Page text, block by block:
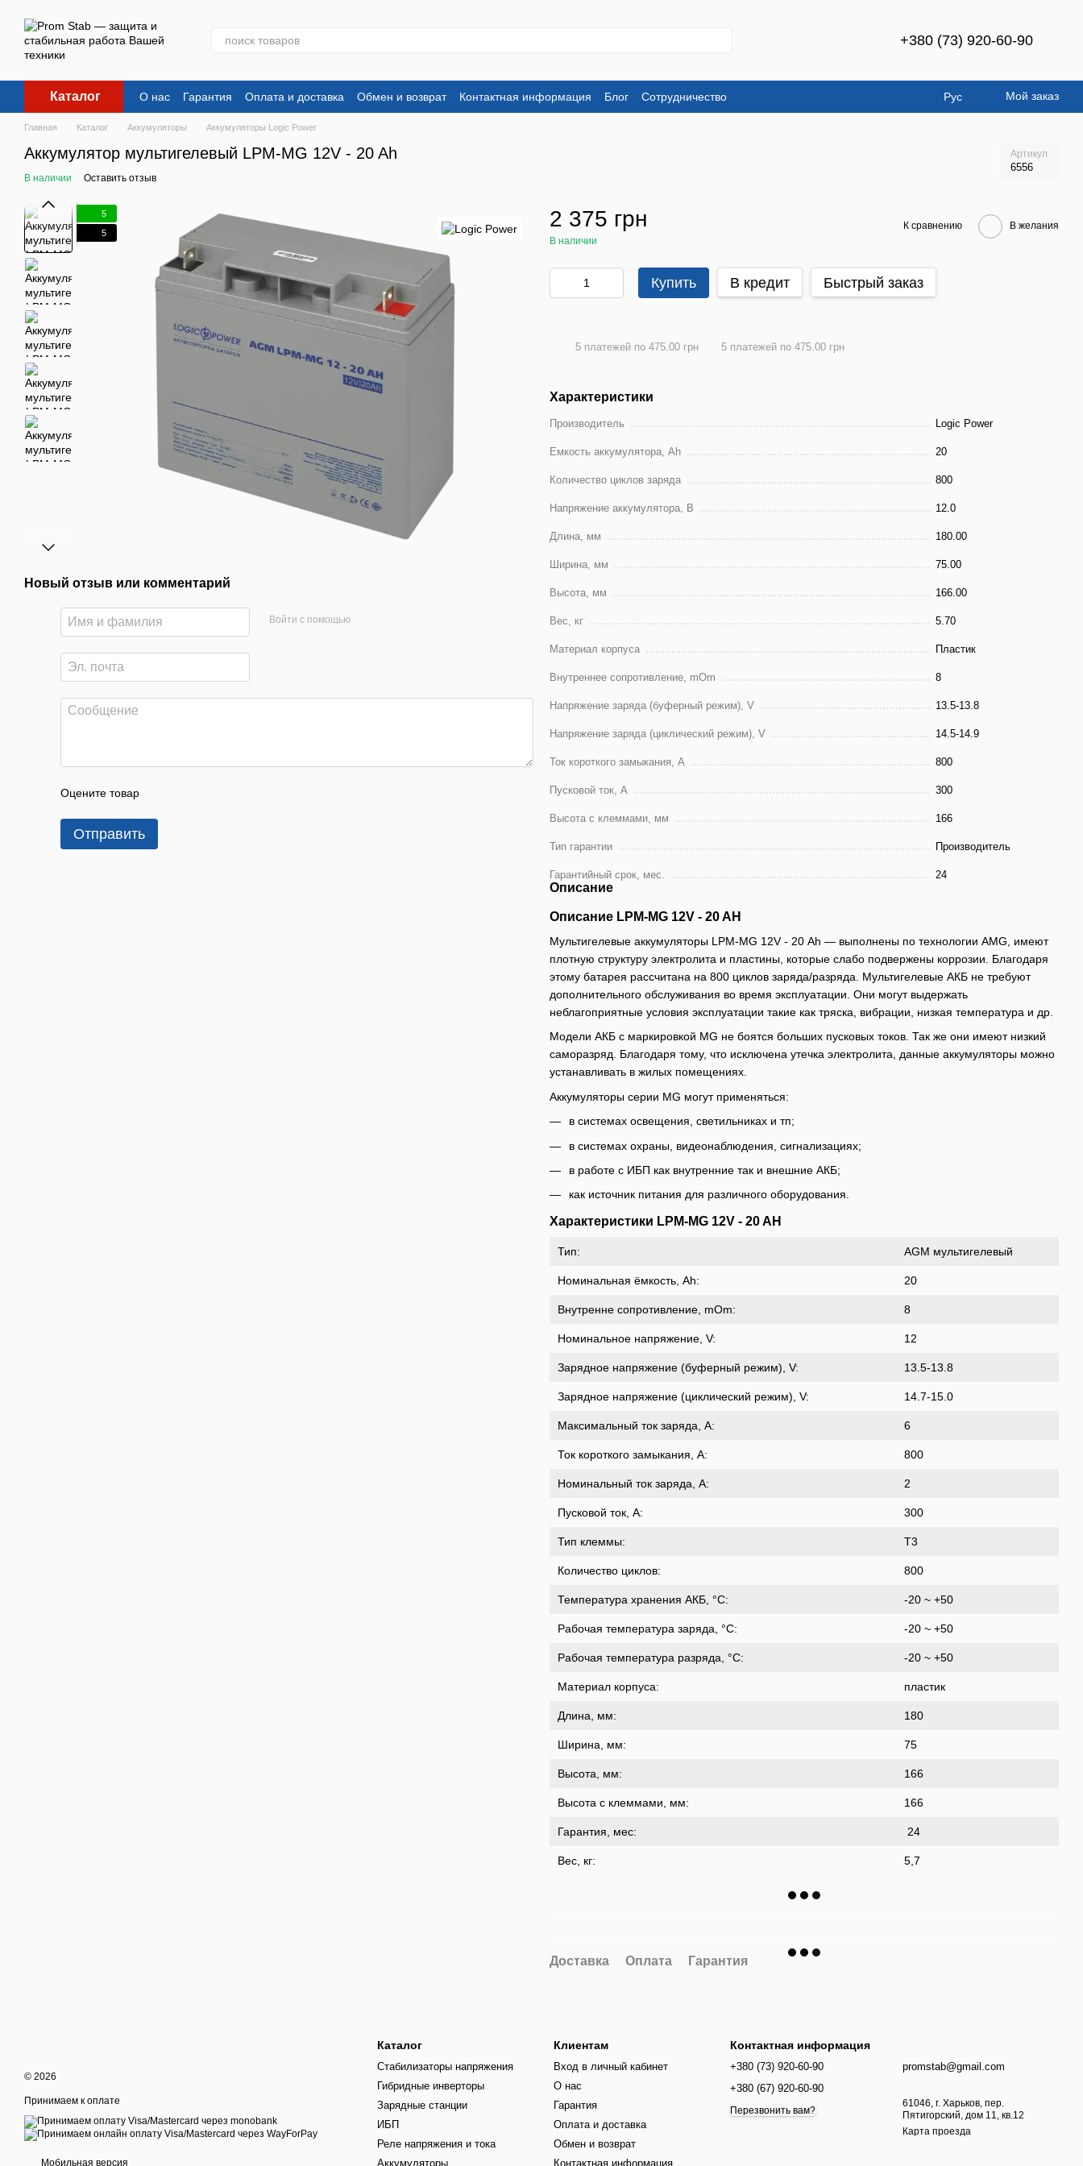
+380 (73) 920-60-90
Каталог О нас Гарантия Оплата и доставка Обмен и возврат Контактная информация Блог Сотрудничество Рус Мой заказ
Главная Каталог Аккумуляторы Аккумуляторы Logic Power
Аккумулятор мультигелевый LPM-MG 12V - 20 Ah Артикул
6556
В наличии Оставить отзыв
5
5
Новый отзыв или комментарий
Войти с помощью
Оцените товар
Отправить
2 375 грн
В наличии
К сравнению В желания
Купить В кредит Быстрый заказ
5 платежей по 475.00 грн 5 платежей по 475.00 грн
Характеристики
Производитель Logic Power
Емкость аккумулятора, Ah 20
Количество циклов заряда 800
Напряжение аккумулятора, В 12.0
Длина, мм 180.00
Ширина, мм 75.00
Высота, мм 166.00
Вес, кг 5.70
Материал корпуса Пластик
Внутреннее сопротивление, mOm 8
Напряжение заряда (буферный режим), V 13.5-13.8
Напряжение заряда (циклический режим), V 14.5-14.9
Ток короткого замыкания, A 800
Пусковой ток, А 300
Высота с клеммами, мм 166
Тип гарантии Производитель
Гарантийный срок, мес. 24
Описание
Описание LPM-MG 12V - 20 AH
Мультигелевые аккумуляторы LPM-MG 12V - 20 Ah — выполнены по технологии AMG, имеют
плотную структуру электролита и пластины, которые слабо подвержены коррозии. Благодаря
этому батарея рассчитана на 800 циклов заряда/разряда. Мультигелевые АКБ не требуют
дополнительного обслуживания во время эксплуатации. Они могут выдержать
неблагоприятные условия эксплуатации такие как тряска, вибрации, низкая температура и др.
Модели АКБ с маркировкой MG не боятся больших пусковых токов. Так же они имеют низкий
саморазряд. Благодаря тому, что исключена утечка электролита, данные аккумуляторы можно
устанавливать в жилых помещениях.
Аккумуляторы серии MG могут применяться:
в системах освещения, светильниках и тп;
в системах охраны, видеонаблюдения, сигнализациях;
в работе с ИБП как внутренние так и внешние АКБ;
как источник питания для различного оборудования.
Характеристики LPM-MG 12V - 20 AH
Тип: AGM мультигелевый
Номинальная ёмкость, Ah: 20
Внутренне сопротивление, mOm: 8
Номинальное напряжение, V: 12
Зарядное напряжение (буферный режим), V: 13.5-13.8
Зарядное напряжение (циклический режим), V: 14.7-15.0
Максимальный ток заряда, A: 6
Ток короткого замыкания, A: 800
Номинальный ток заряда, A: 2
Пусковой ток, А: 300
Тип клеммы: T3
Количество циклов: 800
Температура хранения АКБ, °C: -20 ~ +50
Рабочая температура заряда, °C: -20 ~ +50
Рабочая температура разряда, °C: -20 ~ +50
Материал корпуса: пластик
Длина, мм: 180
Ширина, мм: 75
Высота, мм: 166
Высота с клеммами, мм: 166
Гарантия, мес: 24
Вес, кг: 5,7
Доставка Оплата Гарантия
© 2026
Принимаем к оплате
Мобильная версия
Каталог
Стабилизаторы напряжения
Гибридные инверторы
Зарядные станции
ИБП
Реле напряжения и тока
Аккумуляторы
Клиентам
Вход в личный кабинет
О нас
Гарантия
Оплата и доставка
Обмен и возврат
Контактная информация
Контактная информация
+380 (73) 920-60-90
+380 (67) 920-60-90
Перезвонить вам?
promstab@gmail.com
61046, г. Харьков, пер.
Пятигорский, дом 11, кв.12
Карта проезда